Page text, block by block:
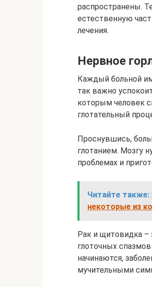
распространены.
естественную
лечения.
Нервное
Каждый больной
так важно
которым человек
глотательный
Проснувшись,
глотанием. Мозгу
проблемах и
Читайте также:
некоторые из
Рак и щитовидка –
глоточных
начинаются,
мучительными